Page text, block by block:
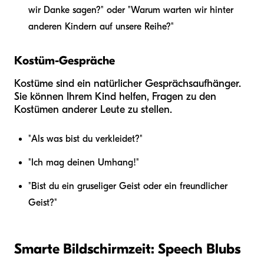
wir Danke sagen?" oder "Warum warten wir hinter
anderen Kindern auf unsere Reihe?"
Kostüm-Gespräche
Kostüme sind ein natürlicher Gesprächsaufhänger.
Sie können Ihrem Kind helfen, Fragen zu den
Kostümen anderer Leute zu stellen.
"Als was bist du verkleidet?"
"Ich mag deinen Umhang!"
"Bist du ein gruseliger Geist oder ein freundlicher
Geist?"
Smarte Bildschirmzeit: Speech Blubs